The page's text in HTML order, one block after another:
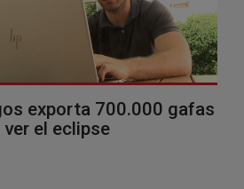
exporta 700.000 gafas
ver el eclipse